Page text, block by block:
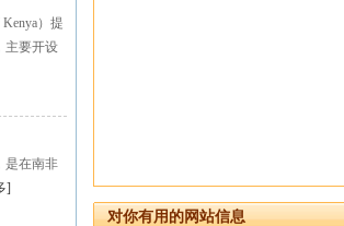
Kenya）提
主要开设
是在南非
]
对你有用的网站信息